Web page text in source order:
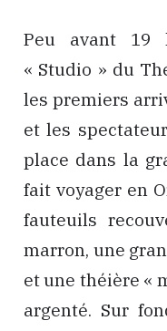
Peu avant 19
« Studio » du
les premiers
et les
place dans la
fait voyager en
fauteuils
marron, une
et une théière «
argenté. Sur